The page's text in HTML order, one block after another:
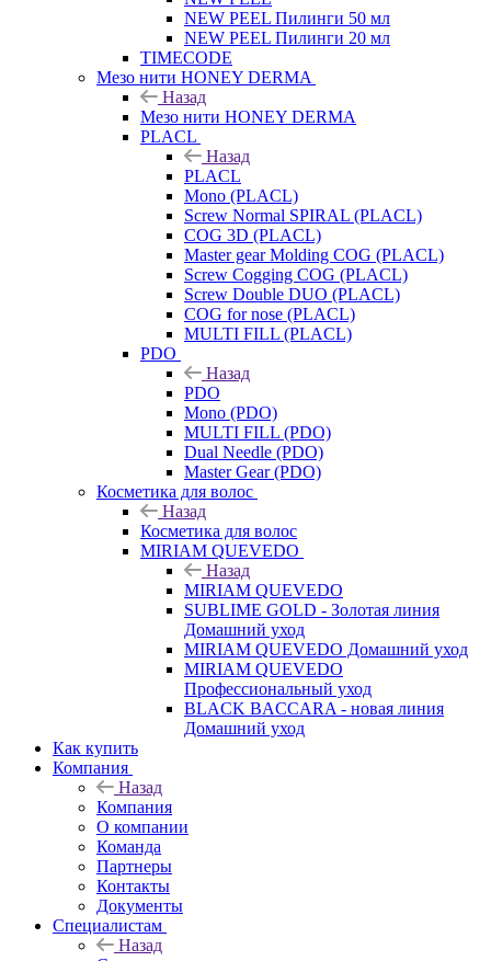
NEW PEEL Пилинги 50 мл
NEW PEEL Пилинги 20 мл
TIMECODE
Мезо нити HONEY DERMA
Назад
Мезо нити HONEY DERMA
PLACL
Назад
PLACL
Mono (PLACL)
Screw Normal SPIRAL (PLACL)
COG 3D (PLACL)
Master gear Molding COG (PLACL)
Screw Cogging COG (PLACL)
Screw Double DUO (PLACL)
COG for nose (PLACL)
MULTI FILL (PLACL)
PDO
Назад
PDO
Mono (PDO)
MULTI FILL (PDO)
Dual Needle (PDO)
Master Gear (PDO)
Косметика для волос
Назад
Косметика для волос
MIRIAM QUEVEDO
Назад
MIRIAM QUEVEDO
SUBLIME GOLD - Золотая линия
Домашний уход
MIRIAM QUEVEDO Домашний уход
MIRIAM QUEVEDO
Профессиональный уход
BLACK BACCARA - новая линия
Домашний уход
Как купить
Компания
Назад
Компания
О компании
Команда
Партнеры
Контакты
Документы
Специалистам
Назад